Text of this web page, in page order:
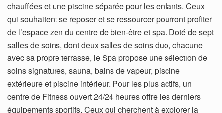
chauffées et une piscine séparée pour les enfants. Ceux
qui souhaitent se reposer et se ressourcer pourront profiter
de l’espace zen du centre de bien-être et spa. Doté de sept
salles de soins, dont deux salles de soins duo, chacune
avec sa propre terrasse, le Spa propose une sélection de
soins signatures, sauna, bains de vapeur, piscine
extérieure et piscine intérieur. Pour les plus actifs, un
centre de Fitness ouvert 24/24 heures offre les derniers
équipements sportifs. Ceux qui cherchent à explorer la